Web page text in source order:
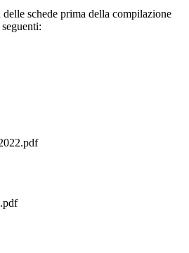
schede prima della compilazione